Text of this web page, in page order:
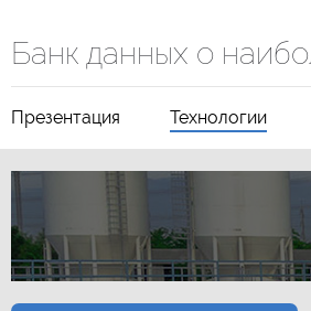
Банк данных о
Презентация Технологии